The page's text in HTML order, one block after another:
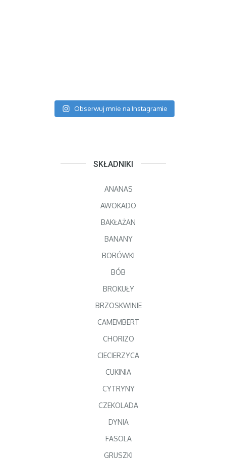
Obserwuj mnie na Instagramie
SKŁADNIKI
ANANAS
AWOKADO
BAKŁAŻAN
BANANY
BORÓWKI
BÓB
BROKUŁY
BRZOSKWINIE
CAMEMBERT
CHORIZO
CIECIERZYCA
CUKINIA
CYTRYNY
CZEKOLADA
DYNIA
FASOLA
GRUSZKI